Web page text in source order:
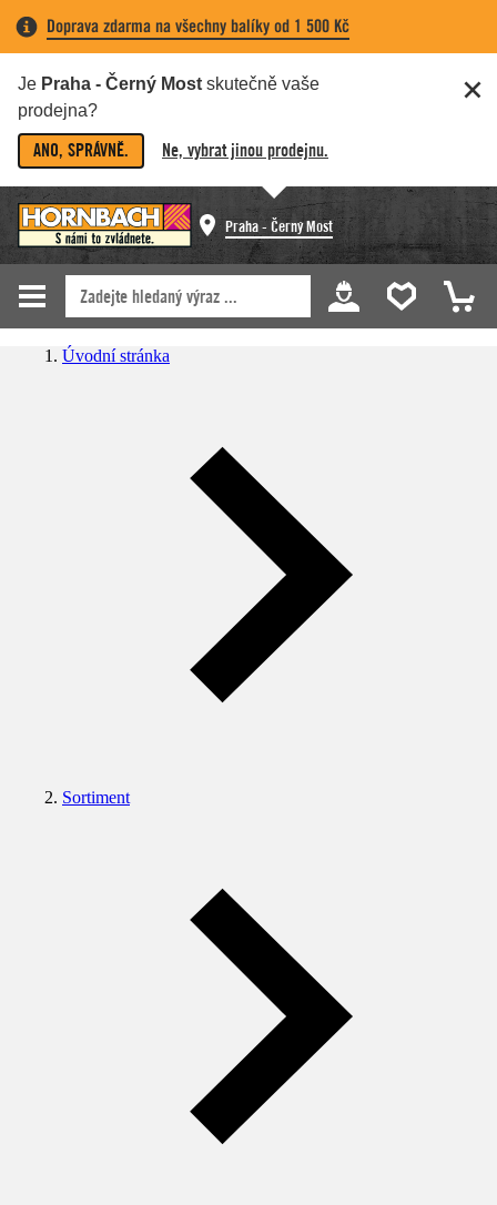
Doprava zdarma na všechny balíky od 1 500 Kč
Je Praha - Černý Most skutečně vaše
prodejna?
ANO, SPRÁVNĚ. Ne, vybrat jinou prodejnu.
Praha - Černý Most
Úvodní stránka
Sortiment